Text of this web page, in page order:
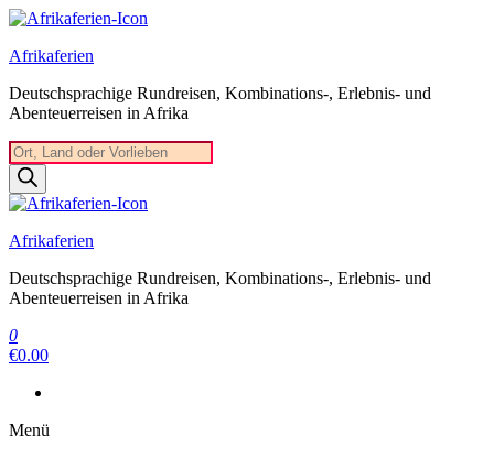
Zum
springen
Afrikaferien
Deutschsprachige Rundreisen, Kombinations-, Erlebnis- und
Abenteuerreisen in Afrika
Products
search
Afrikaferien
Deutschsprachige Rundreisen, Kombinations-, Erlebnis- und
Abenteuerreisen in Afrika
0
€0.00
Menü